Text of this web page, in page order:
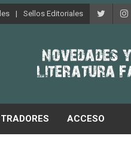
Sellos Editoriales
ACCESO